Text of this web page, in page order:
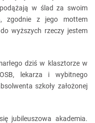
w ślad za swoim
zgodnie z jego mottem
wyższych rzeczy jestem
dziś w klasztorze w
lekarza i wybitnego
szkoły założonej
jubileuszowa akademia.